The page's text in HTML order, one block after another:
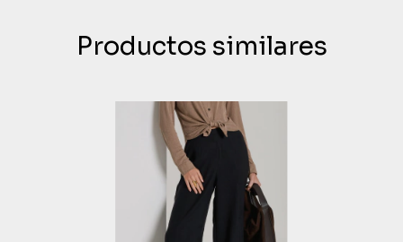
Productos similares